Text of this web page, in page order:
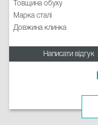
Товщина обуху
Марка сталі
Довжина клинка
Написати відгук